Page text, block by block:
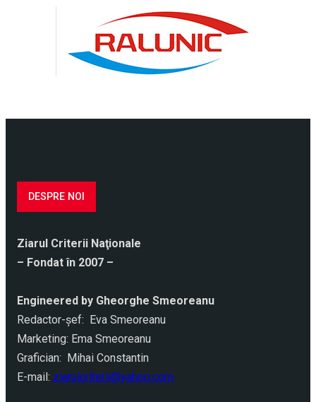
DESPRE NOI
Ziarul Criterii Naţionale
– Fondat în 2007 –
Engineered by Gheorghe Smeoreanu
Redactor-şef: Eva Smeoreanu
Marketing: Ema Smeoreanu
Grafician: Mihai Constantin
E-mail: ziarulcriterii@yahoo.com